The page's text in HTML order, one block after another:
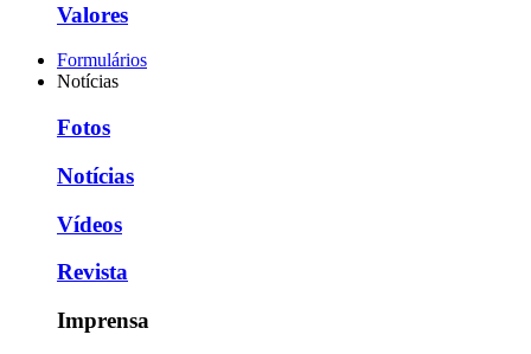
Valores
Formulários
Notícias
Fotos
Notícias
Vídeos
Revista
Imprensa